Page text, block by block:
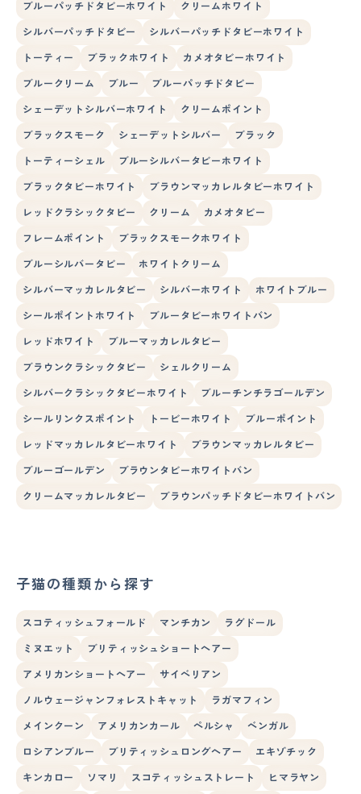
ブルーパッチドタビーホワイト クリームホワイト
シルバーパッチドタビー シルバーパッチドタビーホワイト
トーティー ブラックホワイト カメオタビーホワイト
ブルークリーム ブルー ブルーパッチドタビー
シェーデットシルバーホワイト クリームポイント
ブラックスモーク シェーデットシルバー ブラック
トーティーシェル ブルーシルバータビーホワイト
ブラックタビーホワイト ブラウンマッカレルタビーホワイト
レッドクラシックタビー クリーム カメオタビー
フレームポイント ブラックスモークホワイト
ブルーシルバータビー ホワイトクリーム
シルバーマッカレルタビー シルバーホワイト ホワイトブルー
シールポイントホワイト ブルータビーホワイトバン
レッドホワイト ブルーマッカレルタビー
ブラウンクラシックタビー シェルクリーム
シルバークラシックタビーホワイト ブルーチンチラゴールデン
シールリンクスポイント トービーホワイト ブルーポイント
レッドマッカレルタビーホワイト ブラウンマッカレルタビー
ブルーゴールデン ブラウンタビーホワイトバン
クリームマッカレルタビー ブラウンパッチドタビーホワイトバン
子猫の種類から探す
スコティッシュフォールド マンチカン ラグドール
ミヌエット ブリティッシュショートヘアー
アメリカンショートヘアー サイベリアン
ノルウェージャンフォレストキャット ラガマフィン
メインクーン アメリカンカール ペルシャ ベンガル
ロシアンブルー ブリティッシュロングヘアー エキゾチック
キンカロー ソマリ スコティッシュストレート ヒマラヤン